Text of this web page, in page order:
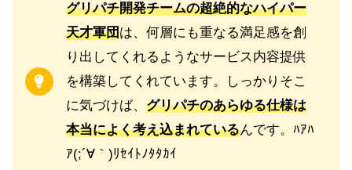
グリパチ開発チームの超絶的なハイパー
天才軍団は、何層にも重なる満足感を創
り出してくれるようなサービス内容提供
を構築してくれています。しっかりそこ
に気づけば、 グリパチのあらゆる仕様は
本当によく考え込まれているんです。ﾊｱﾊ
ｱ(;´∀｀)ﾘｾｲﾄﾉﾀﾀｶｲ